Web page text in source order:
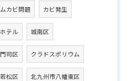
カビ問題 カビ発生
テル 城南区
司区 クラドスポリウム
松区 北九州市八幡東区